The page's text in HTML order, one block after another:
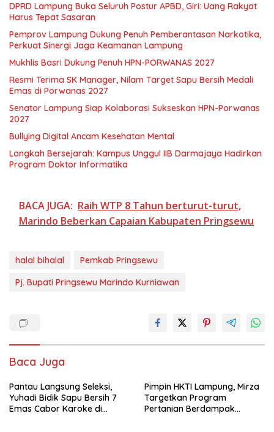
DPRD Lampung Buka Seluruh Postur APBD, Giri: Uang Rakyat
Harus Tepat Sasaran
Pemprov Lampung Dukung Penuh Pemberantasan Narkotika,
Perkuat Sinergi Jaga Keamanan Lampung
Mukhlis Basri Dukung Penuh HPN-PORWANAS 2027
Resmi Terima SK Manager, Nilam Target Sapu Bersih Medali
Emas di Porwanas 2027
Senator Lampung Siap Kolaborasi Sukseskan HPN-Porwanas
2027
Bullying Digital Ancam Kesehatan Mental
Langkah Bersejarah: Kampus Unggul IIB Darmajaya Hadirkan
Program Doktor Informatika
BACA JUGA: Raih WTP 8 Tahun berturut-turut,
Marindo Beberkan Capaian Kabupaten Pringsewu
halal bihalal
Pemkab Pringsewu
Pj. Bupati Pringsewu Marindo Kurniawan
Baca Juga
Pantau Langsung Seleksi,
Yuhadi Bidik Sapu Bersih 7
Emas Cabor Karoke di
Pimpin HKTI Lampung, Mirza
Targetkan Program
Pertanian Berdampak